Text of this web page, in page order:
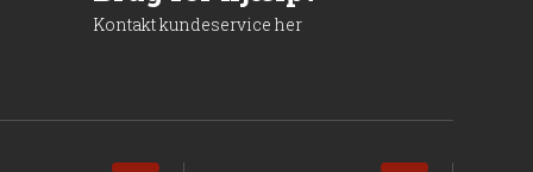
Kontakt kundeservice her